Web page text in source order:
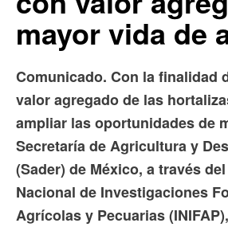
mayor vida de
Comunicado. Con la finalidad
valor agregado de las
ampliar las oportunidades de
Secretaría de Agricultura y
(Sader) de México, a través
Nacional de Investigaciones
Agrícolas y Pecuarias